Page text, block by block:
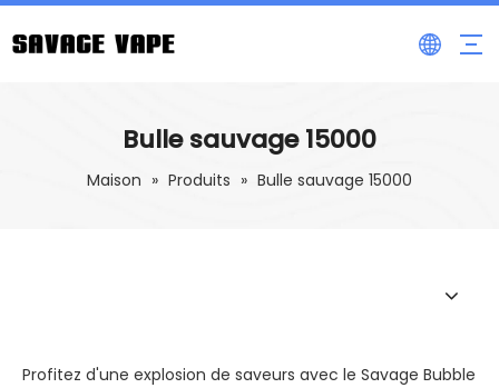
Bulle sauvage 15000
Maison » Produits » Bulle sauvage 15000
Profitez d'une explosion de saveurs avec le Savage Bubble